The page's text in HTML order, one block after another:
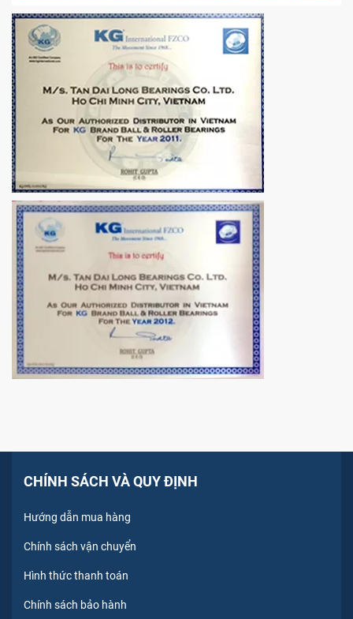
CHÍNH SÁCH VÀ QUY ĐỊNH
Hướng dẫn mua hàng
Chính sách vận chuyển
Hình thức thanh toán
Chính sách bảo hành